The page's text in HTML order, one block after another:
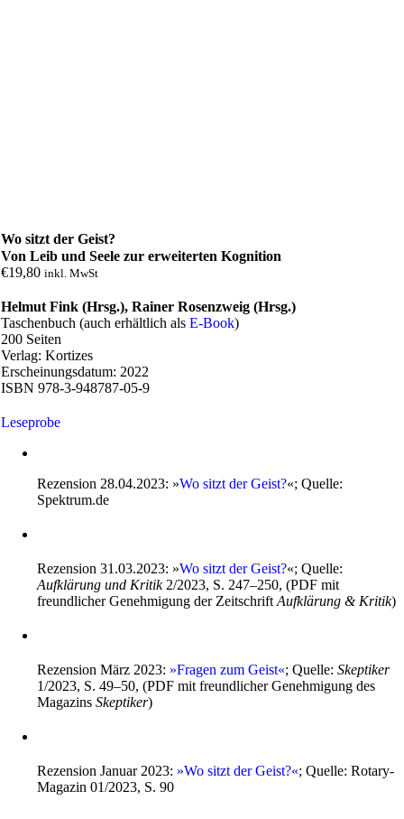
Wo sitzt der Geist?
Von Leib und Seele zur erweiterten Kognition
€19,80 inkl. MwSt
Helmut Fink (Hrsg.), Rainer Rosenzweig (Hrsg.)
Taschenbuch (auch erhältlich alsE-Book)
200 Seiten
Verlag: Kortizes
Erscheinungsdatum: 2022
ISBN 978-3-948787-05-9
Leseprobe
Rezension 28.04.2023: »Wo sitzt der Geist?«; Quelle:
Spektrum.de
Rezension 31.03.2023: »Wo sitzt der Geist?«; Quelle:
Aufklärung und Kritik2/2023, S. 247–250, (PDF mit
freundlicher Genehmigung der ZeitschriftAufklärung & Kritik)
Rezension März 2023: »Fragen zum Geist«; Quelle:Skeptiker
1/2023, S. 49–50, (PDF mit freundlicher Genehmigung des
MagazinsSkeptiker)
Rezension Januar 2023: »Wo sitzt der Geist?«; Quelle: Rotary-
Magazin 01/2023, S. 90